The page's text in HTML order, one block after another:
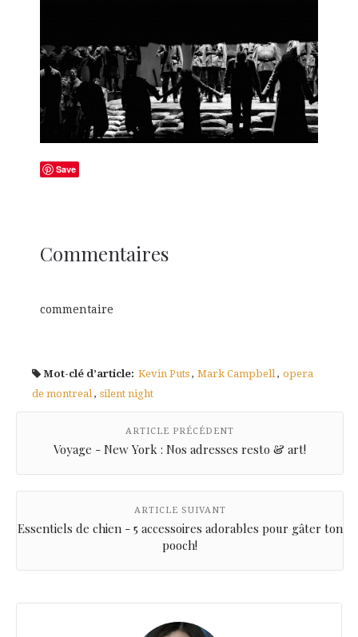
Save
Commentaires
commentaire
Mot-clé d’article: Kevin Puts , Mark Campbell , opera
de montreal , silent night
ARTICLE PRÉCÉDENT
Voyage - New York : Nos adresses resto & art!
ARTICLE SUIVANT
Essentiels de chien - 5 accessoires adorables pour gâter ton
pooch!